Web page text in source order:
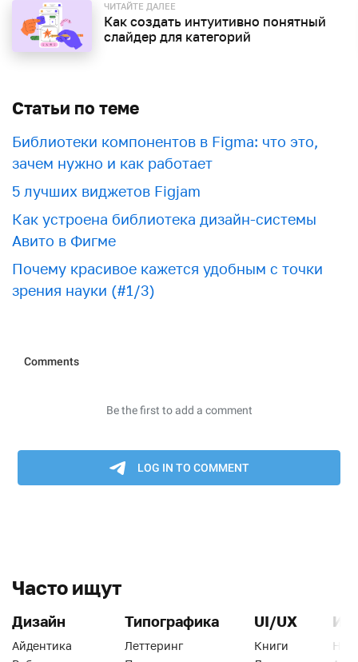
ЧИТАЙТЕ ДАЛЕЕ
Как создать интуитивно понятный
слайдер для категорий
Статьи по теме
Библиотеки компонентов в Figma: что это,
зачем нужно и как работает
5 лучших виджетов Figjam
Как устроена библиотека дизайн-системы
Авито в Фигме
Почему красивое кажется удобным с точки
зрения науки (#1/3)
Часто ищут
Дизайн
Айдентика
Типографика
Леттеринг
UI/UX
Книги